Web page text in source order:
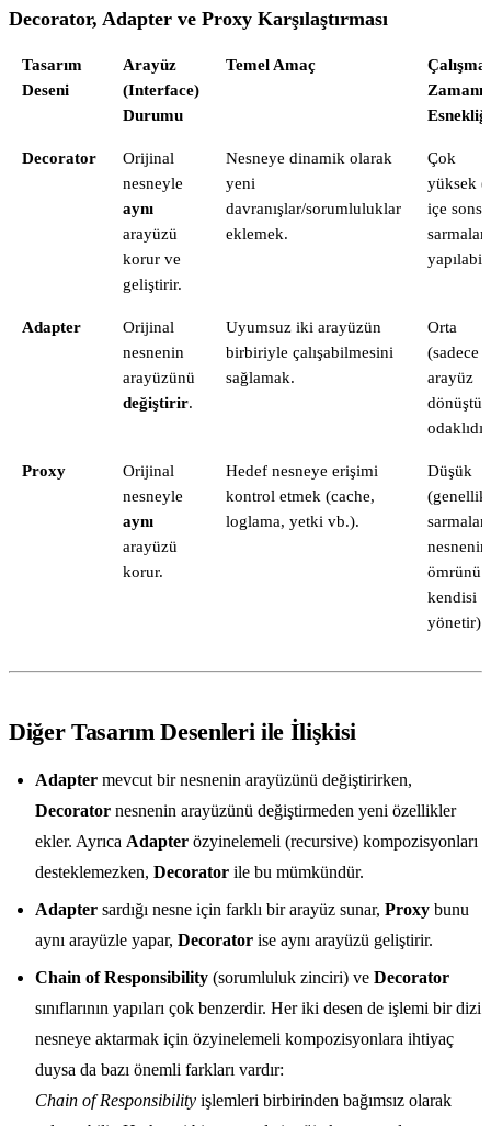
Decorator, Adapter ve Proxy Karşılaştırması
Tasarım
Deseni
Arayüz
(Interface)
Durumu
Temel Amaç
Çalışma
Zamanı
Esnekliği
Decorator
Orijinal
nesneyle
aynı
arayüzü
korur ve
geliştirir.
Nesneye dinamik olarak
yeni
davranışlar/sorumluluklar
eklemek.
Çok
yüksek
içe
Adapter
Orijinal
nesnenin
arayüzünü
değiştirir.
Uyumsuz iki arayüzün
birbiriyle çalışabilmesini
sağlamak.
Orta
(sadece
arayüz
Proxy
Orijinal
nesneyle
aynı
arayüzü
korur.
Hedef nesneye erişimi
kontrol etmek (cache,
loglama, yetki vb.).
Düşük
nesnenin
ömrünü
kendisi
yönetir).
Diğer Tasarım Desenleri ile İlişkisi
Adapter mevcut bir nesnenin arayüzünü değiştirirken,
Decorator nesnenin arayüzünü değiştirmeden yeni özellikler
ekler. Ayrıca Adapter özyinelemeli (recursive) kompozisyonları
desteklemezken, Decorator ile bu mümkündür.
Adapter sardığı nesne için farklı bir arayüz sunar, Proxy bunu
aynı arayüzle yapar, Decorator ise aynı arayüzü geliştirir.
Chain of Responsibility (sorumluluk zinciri) ve Decorator
sınıflarının yapıları çok benzerdir. Her iki desen de işlemi bir dizi
nesneye aktarmak için özyinelemeli kompozisyonlara ihtiyaç
duysa da bazı önemli farkları vardır:
Chain of Responsibility işlemleri birbirinden bağımsız olarak